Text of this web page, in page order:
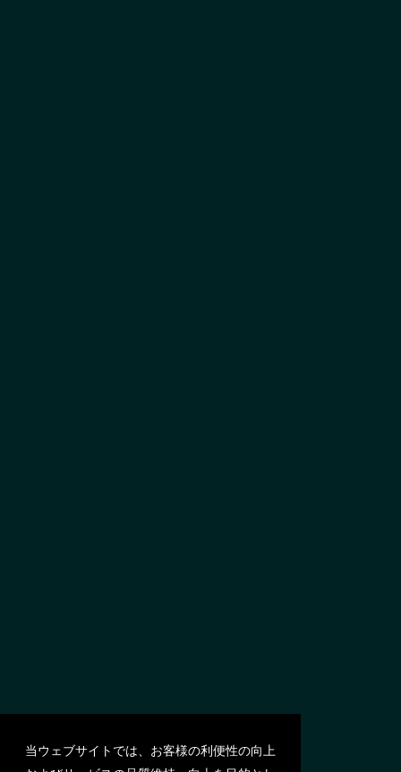
当ウェブサイトでは、お客様の利便性の向上